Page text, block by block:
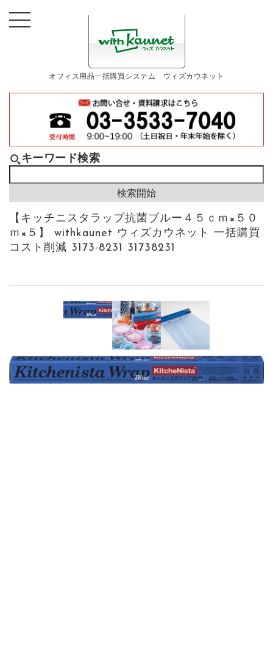
オフィス用品一括購買システム ウィズカウネット
キーワード検索
【キッチニスタラップ抗菌ブルー４５ｃｍ×５０
ｍ×５】 withkaunet ウィズカウネット 一括購買
コスト削減 3173-8231 31738231